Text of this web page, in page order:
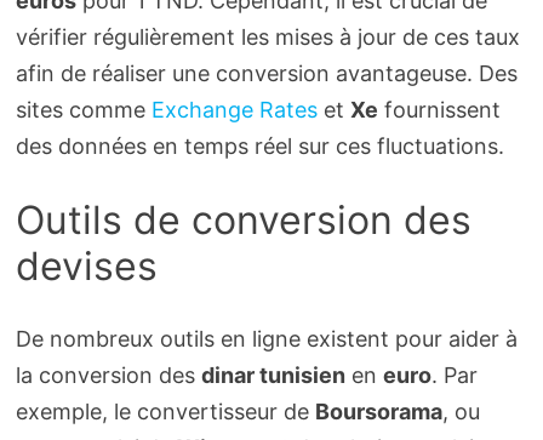
vérifier régulièrement les mises à jour de ces taux
afin de réaliser une conversion avantageuse. Des
sites comme Exchange Rateset Xe fournissent
des données en temps réel sur ces fluctuations.
Outils de conversion des
devises
De nombreux outils en ligne existent pour aider à
la conversion des dinar tunisien en euro. Par
exemple, le convertisseur de Boursorama, ou